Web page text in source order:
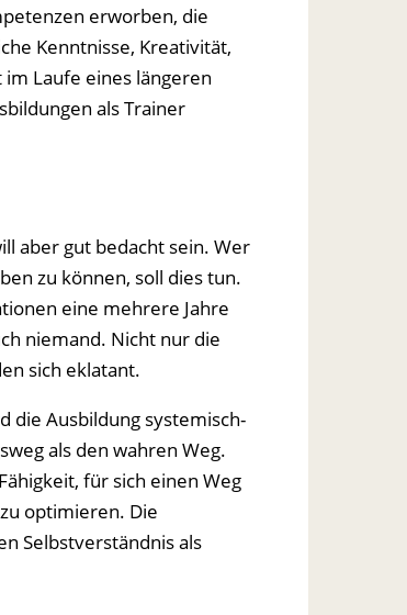
erworben, die
Kenntnisse, Kreativität,
Laufe eines längeren
als Trainer
aber gut bedacht sein. Wer
zu können, soll dies tun.
eine mehrere Jahre
niemand. Nicht nur die
sich eklatant.
die Ausbildung systemisch-
als den wahren Weg.
für sich einen Weg
zu optimieren. Die
Selbstverständnis als